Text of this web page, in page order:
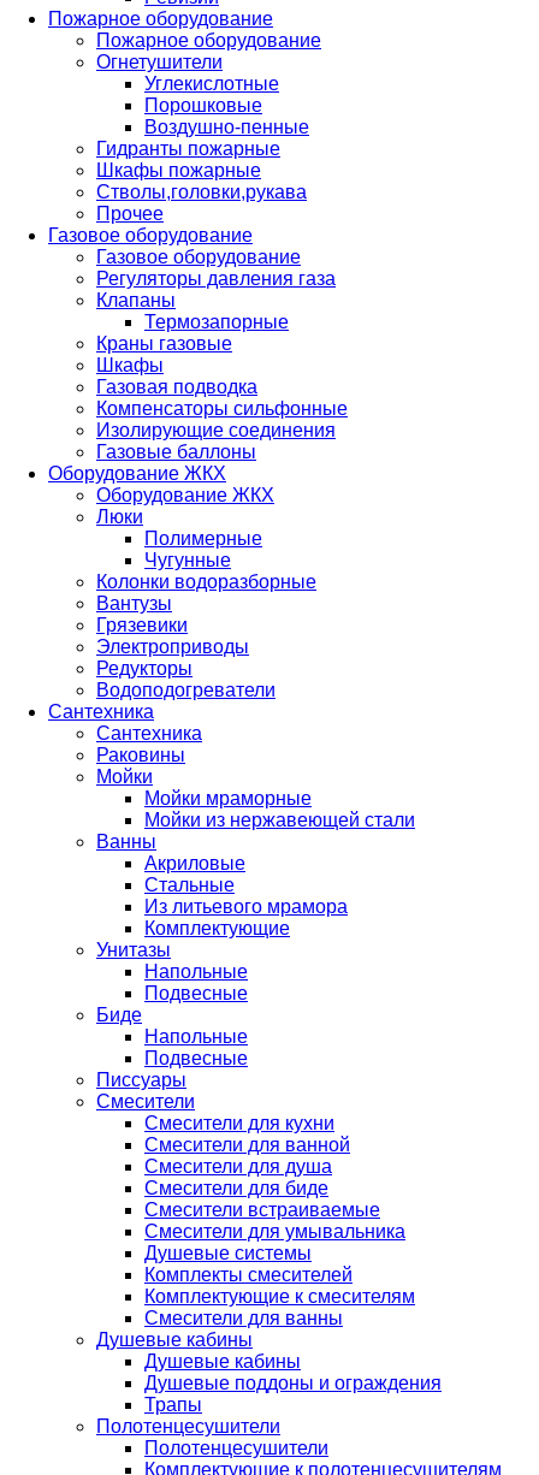
Пожарное оборудование
Пожарное оборудование
Огнетушители
Углекислотные
Порошковые
Воздушно-пенные
Гидранты пожарные
Шкафы пожарные
Стволы,головки,рукава
Прочее
Газовое оборудование
Газовое оборудование
Регуляторы давления газа
Клапаны
Термозапорные
Краны газовые
Шкафы
Газовая подводка
Компенсаторы сильфонные
Изолирующие соединения
Газовые баллоны
Оборудование ЖКХ
Оборудование ЖКХ
Люки
Полимерные
Чугунные
Колонки водоразборные
Вантузы
Грязевики
Электроприводы
Редукторы
Водоподогреватели
Сантехника
Сантехника
Раковины
Мойки
Мойки мраморные
Мойки из нержавеющей стали
Ванны
Акриловые
Стальные
Из литьевого мрамора
Комплектующие
Унитазы
Напольные
Подвесные
Биде
Напольные
Подвесные
Писсуары
Смесители
Смесители для кухни
Смесители для ванной
Смесители для душа
Смесители для биде
Смесители встраиваемые
Смесители для умывальника
Душевые системы
Комплекты смесителей
Комплектующие к смесителям
Смесители для ванны
Душевые кабины
Душевые кабины
Душевые поддоны и ограждения
Трапы
Полотенцесушители
Полотенцесушители
Комплектующие к полотенцесушителям